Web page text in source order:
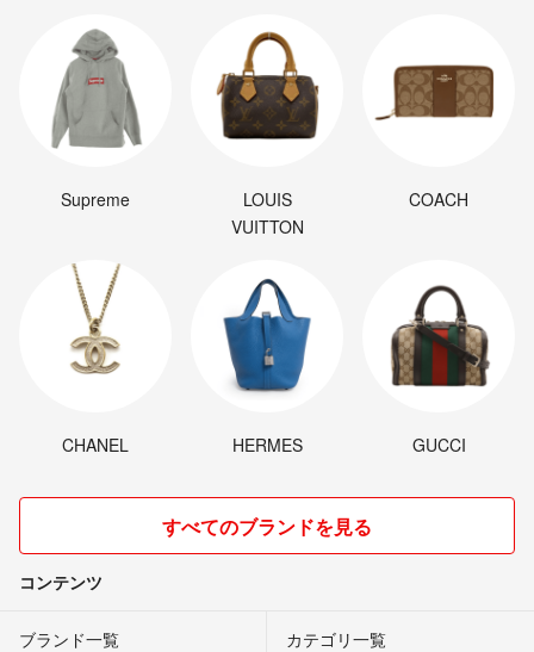
Supreme
LOUIS
VUITTON
COACH
CHANEL HERMES GUCCI
すべてのブランドを見る
コンテンツ
ブランド一覧 カテゴリ一覧